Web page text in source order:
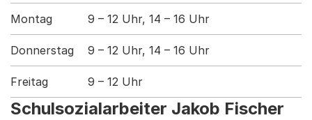
Montag 9 – 12 Uhr, 14 – 16 Uhr
Donnerstag 9 – 12 Uhr, 14 – 16 Uhr
Freitag 9 – 12 Uhr
Schulsozialarbeiter Jakob Fischer